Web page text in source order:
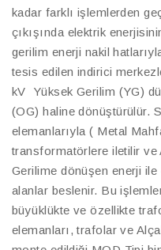
kadar farklı işlemlerden
çıkışında elektrik
gerilim enerji nakil
tesis edilen indirici
kV Yüksek Gerilim (YG)
(OG) haline dönüştürülür.
elemanlarıyla ( Metal
transformatörlere iletilir ve
Gerilime dönüşen enerji
alanlar beslenir. Bu
büyüklükte ve özellikte
elemanları, trafolar ve